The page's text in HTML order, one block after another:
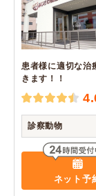
患者様に適切な治
きます！！
診察動物
ネット予